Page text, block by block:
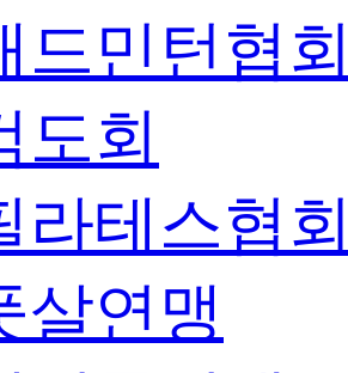
드민턴협
도회
라테스협
살연맹